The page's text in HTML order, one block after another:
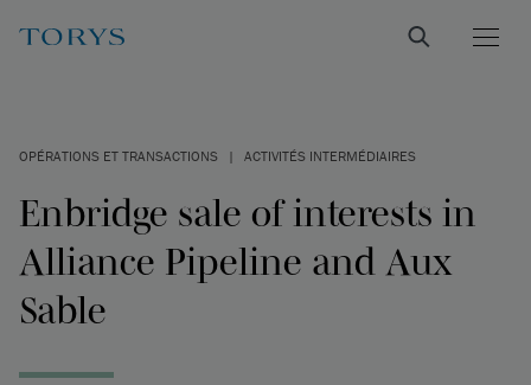
OPÉRATIONS ET TRANSACTIONS | ACTIVITÉS INTERMÉDIAIRES
Enbridge sale of interests in
Alliance Pipeline and Aux
Sable